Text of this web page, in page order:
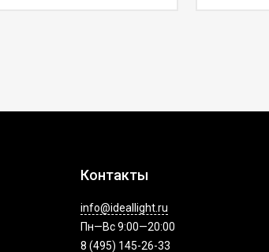
Контакты
info@ideallight.ru
Пн—Вс 9:00—20:00
8 (495) 145-26-33